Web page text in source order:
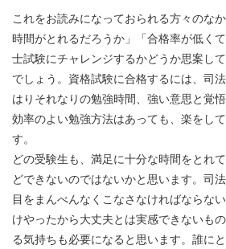
これをお読みになっておられる方々のな
時間がとれるだろうか」「合格率が低く
士試験にチャレンジするかどうか思案し
でしょう。資格試験に合格するには、司
はりそれなりの勉強時間、強い意思と覚
効率のよい勉強方法はあっても、楽をし
す。
どの受験生も、満足に十分な時間をとれ
どできないのではないかと思います。司
目をまんべんなくこなさなければならな
けやったから大丈夫とは実感できないも
る気持ちも必要になると思います。誰に